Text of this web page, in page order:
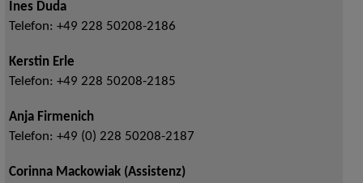
Ines Duda
Telefon: +49 228 50208-2186
Kerstin Erle
Telefon: +49 228 50208-2185
Anja Firmenich
Telefon: +49 (0) 228 50208-2187
Corinna Mackowiak (Assistenz)